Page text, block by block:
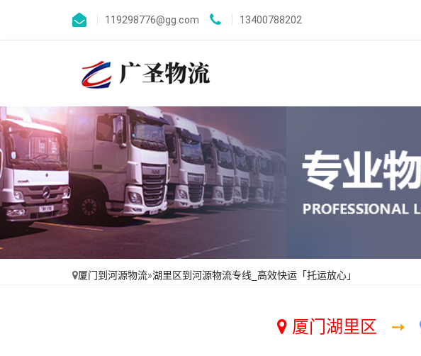
119298776@gg.com 13400788202
厦门到河源物流»湖里区到河源物流专线_高效快运「托运放心」
厦门湖里区 ➙